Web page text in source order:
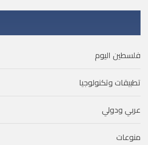
فلسطين اليوم
تطبيقات وتكنولوجيا
عربي ودولي
منوعات